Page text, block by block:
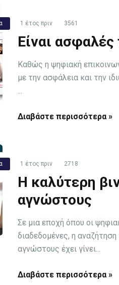
1 έτος πριν 3561
Είναι
Καθώς η ψηφιακή
με την ασφάλεια και την
...
Διαβάστε περισσότερα »
1 έτος πριν 2718
Η καλύτερη
αγνώστους
Σε μια εποχή όπου οι
διαδεδομένες, η
αγνώστους έχει γίνει...
Διαβάστε περισσότερα »